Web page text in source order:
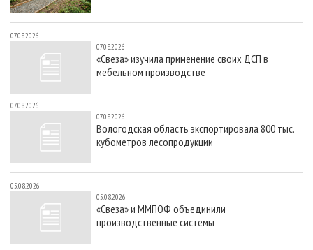
07.08.2026
07.08.2026
«Свеза» изучила применение своих ДСП в
мебельном производстве
07.08.2026
07.08.2026
Вологодская область экспортировала 800 тыс.
кубометров лесопродукции
05.08.2026
05.08.2026
«Свеза» и ММПОФ объединили
производственные системы